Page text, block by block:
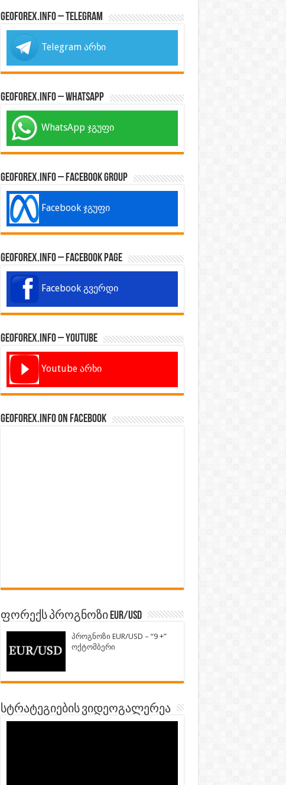
GeoForex.info – Telegram
Telegram არხი
GeoForex.info – WhatsApp
WhatsApp ჯგუფი
GeoForex.info – Facebook Group
Facebook ჯგუფი
GeoForex.info – Facebook Page
Facebook გვერდი
GeoForex.info – Youtube
Youtube არხი
GeoForex.info on Facebook
ფორექს პროგნოზი EUR/USD
პროგნოზი EUR/USD – “9 +”
ოქტომბერი
სტრატეგიების ვიდეოგალერეა